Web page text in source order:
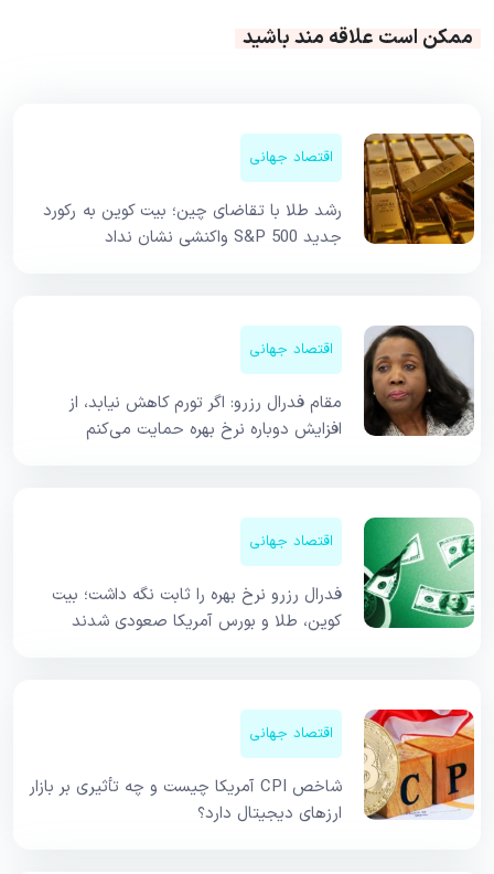
ممکن است علاقه مند باشید
اقتصاد جهانی
رشد طلا با تقاضای چین؛ بیت کوین به رکورد
جدید S&P 500 واکنشی نشان نداد
اقتصاد جهانی
مقام فدرال رزرو: اگر تورم کاهش نیابد، از
افزایش دوباره نرخ بهره حمایت می‌کنم
اقتصاد جهانی
فدرال رزرو نرخ بهره را ثابت نگه داشت؛ بیت
کوین، طلا و بورس آمریکا صعودی شدند
اقتصاد جهانی
شاخص CPI آمریکا چیست و چه تأثیری بر بازار
ارزهای دیجیتال دارد؟